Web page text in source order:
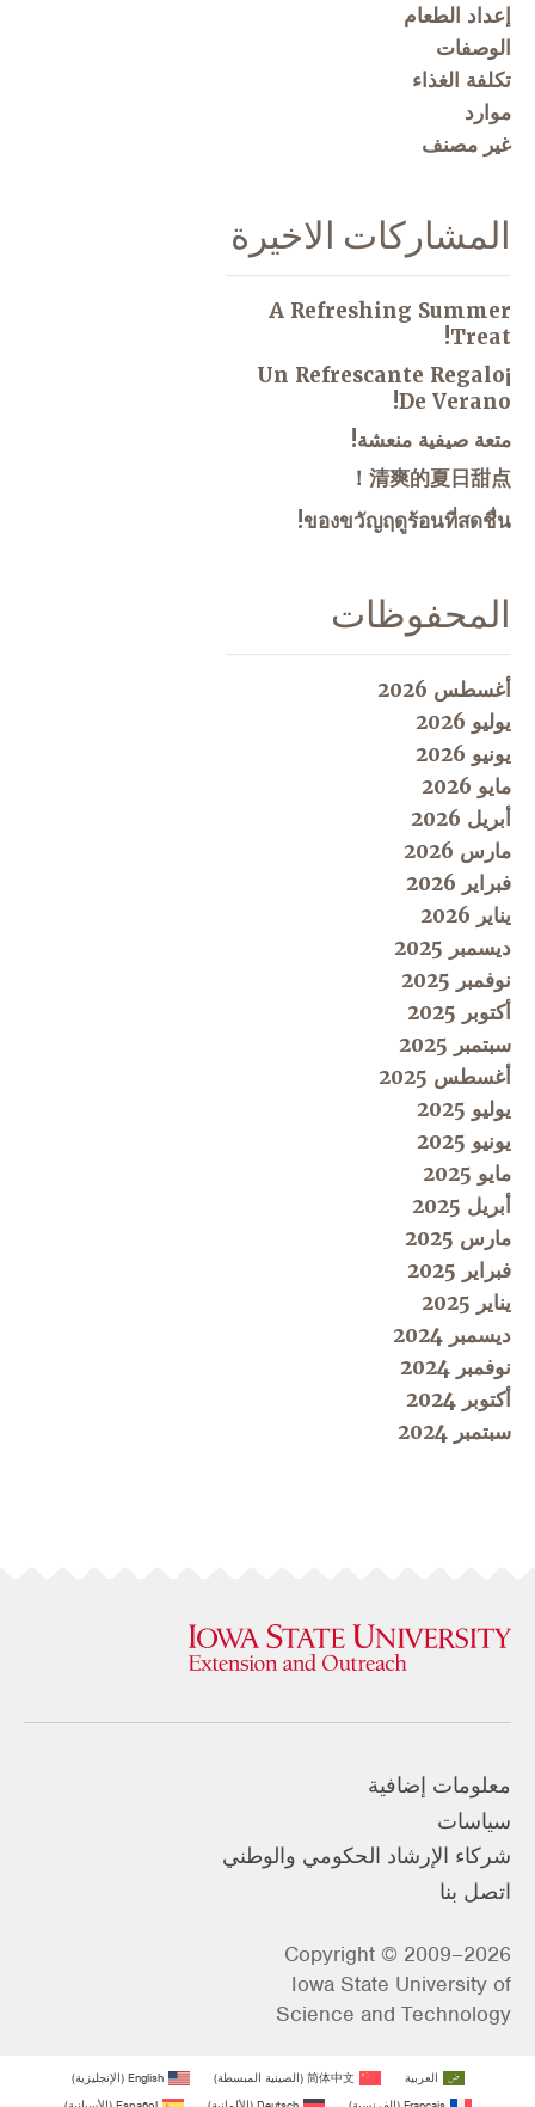
إعداد الطعام
الوصفات
تكلفة الغذاء
موارد
غير مصنف
المشاركات الاخيرة
A Refreshing Summer
Treat!
¡Un Refrescante Regalo
De Verano!
متعة صيفية منعشة!
清爽的夏日甜点！
ของขวัญฤดูร้อนที่สดชื่น!
المحفوظات
أغسطس 2026
يوليو 2026
يونيو 2026
مايو 2026
أبريل 2026
مارس 2026
فبراير 2026
يناير 2026
ديسمبر 2025
نوفمبر 2025
أكتوبر 2025
سبتمبر 2025
أغسطس 2025
يوليو 2025
يونيو 2025
مايو 2025
أبريل 2025
مارس 2025
فبراير 2025
يناير 2025
ديسمبر 2024
نوفمبر 2024
أكتوبر 2024
سبتمبر 2024
معلومات إضافية
سياسات
شركاء الإرشاد الحكومي والوطني
اتصل بنا
Copyright © 2009–2026
Iowa State University of
Science and Technology
العربية 简体中文
(الصينية المبسطة)
English
(الإنجليزية)